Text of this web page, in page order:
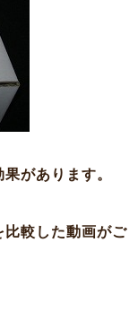
があります。
較した動画がご